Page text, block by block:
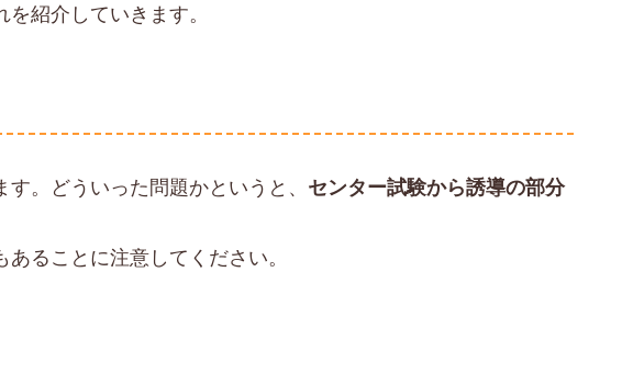
紹介していきます。
。どういった問題かというと、 センター試験から誘導の部分
ることに注意してください。